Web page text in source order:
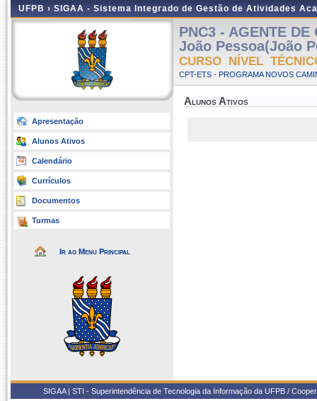
UFPB › SIGAA - Sistema Integrado de Gestão de Atividades
Apresentação
Alunos Ativos
Calendário
Currículos
Documentos
Turmas
Ir ao Menu Principal
PNC3 - AGENTE
João Pessoa(João
CURSO NÍVEL
CPT-ETS - PROGRAMA NOVOS
Alunos Ativos
SIGAA | STI - Superintendência de Tecnologia da Informação da UFPB /